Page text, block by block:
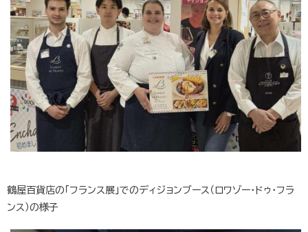
鶴屋百貨店の「フランス展」でのディジョンブース（ロワゾー・ドゥ・フラ
ンス）の様子